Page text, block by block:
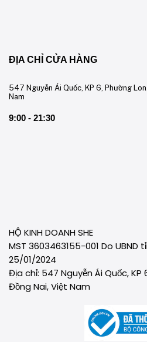
ĐỊA CHỈ CỬA HÀNG
547 Nguyễn Ái Quốc, KP 6, Phường
Nam
9:00 - 21:30
HỘ KINH DOANH SHE
MST 3603463155-001 Do
25/01/2024
Địa chỉ: 547 Nguyễn Ái Quốc, KP
Đồng Nai, Việt Nam